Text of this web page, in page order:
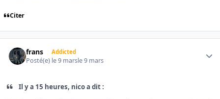
Citer
frans Addicted
Posté(e) le 9 marsle 9 mars
Il y a 15 heures, nico a dit :